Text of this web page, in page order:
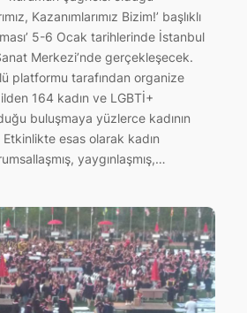
Kazanımlarımız Bizim!’ başlıklı
5-6 Ocak tarihlerinde İstanbul
Merkezi’nde gerçekleşecek.
platformu tarafından organize
164 kadın ve LGBTİ+
buluşmaya yüzlerce kadının
Etkinlikte esas olarak kadın
yaygınlaşmış,…